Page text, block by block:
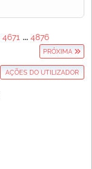
4671 ... 4876
PRÓXIMA
AÇÕES DO UTILIZADOR